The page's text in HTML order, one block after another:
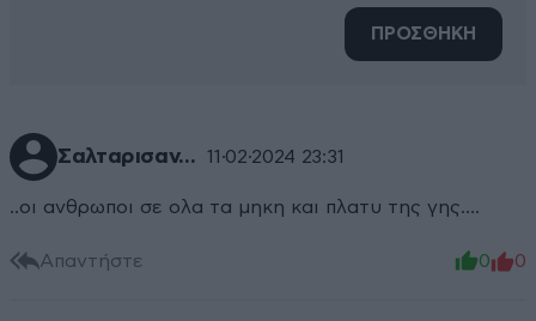
ΠΡΟΣΘΗΚΗ
Σαλταρισαν... 11·02·2024 23:31
..οι ανθρωποι σε ολα τα μηκη και πλατυ της γης....
Απαντήστε 0 0